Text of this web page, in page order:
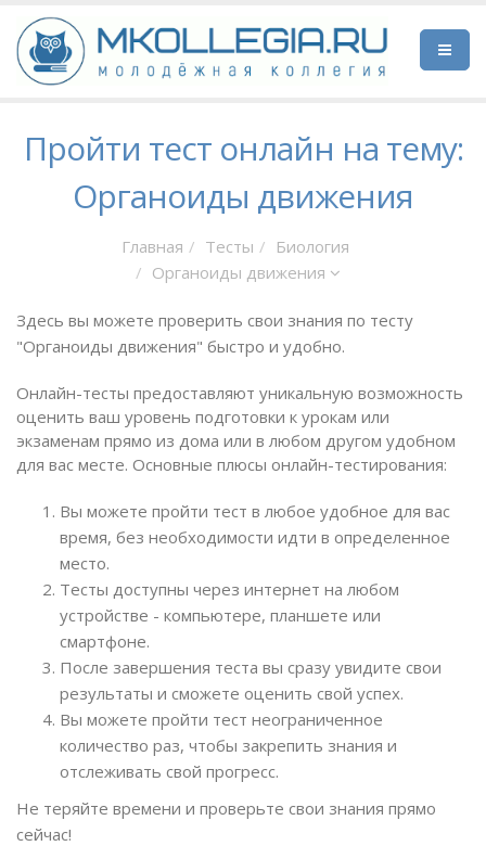
Пройти тест онлайн на тему:
Органоиды движения
Главная Тесты
Биология
Органоиды движения
Здесь вы можете проверить свои знания по тесту
"Органоиды движения" быстро и удобно.
Онлайн-тесты предоставляют уникальную возможность
оценить ваш уровень подготовки к урокам или
экзаменам прямо из дома или в любом другом удобном
для вас месте. Основные плюсы онлайн-тестирования:
Вы можете пройти тест в любое удобное для вас
время, без необходимости идти в определенное
место.
Тесты доступны через интернет на любом
устройстве - компьютере, планшете или
смартфоне.
После завершения теста вы сразу увидите свои
результаты и сможете оценить свой успех.
Вы можете пройти тест неограниченное
количество раз, чтобы закрепить знания и
отслеживать свой прогресс.
Не теряйте времени и проверьте свои знания прямо
сейчас!